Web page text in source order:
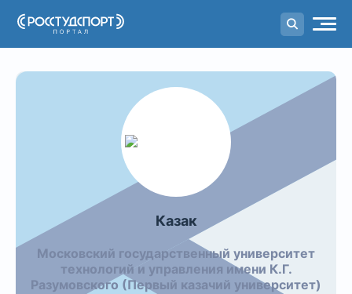
Порталстуденческого спорта
Казак
Московский государственный университет
технологий и управления имени К.Г.
Разумовского (Первый казачий университет)